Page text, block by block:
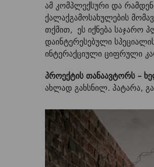
ამ კომპლექსური და
ქალაქგამოსახულების
თქმით, ეს იქნება საჯარო
დაინტერესებული
ინტერაქციული ციფრული
პროექტის თანაავტორს –
ახლად გახსნილ. პატარა,